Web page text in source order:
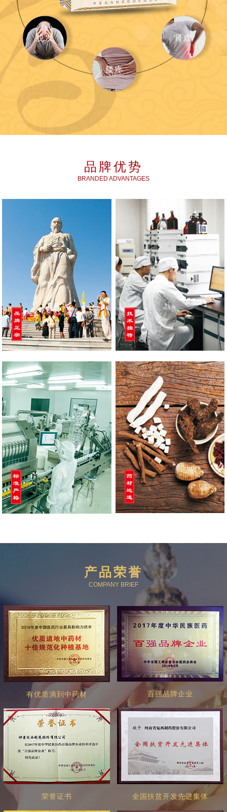
脱发
腰疼
肾虚
品牌优势
BRANDED ADVANTAGES
产品荣誉
COMPANY BRIEF
有优质滴到中药材 百强品牌企业
荣誉证书 全国扶贫开发先进集体